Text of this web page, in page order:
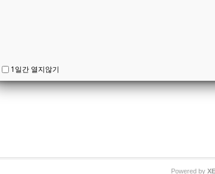
Powered by XE
1일간 열지않기